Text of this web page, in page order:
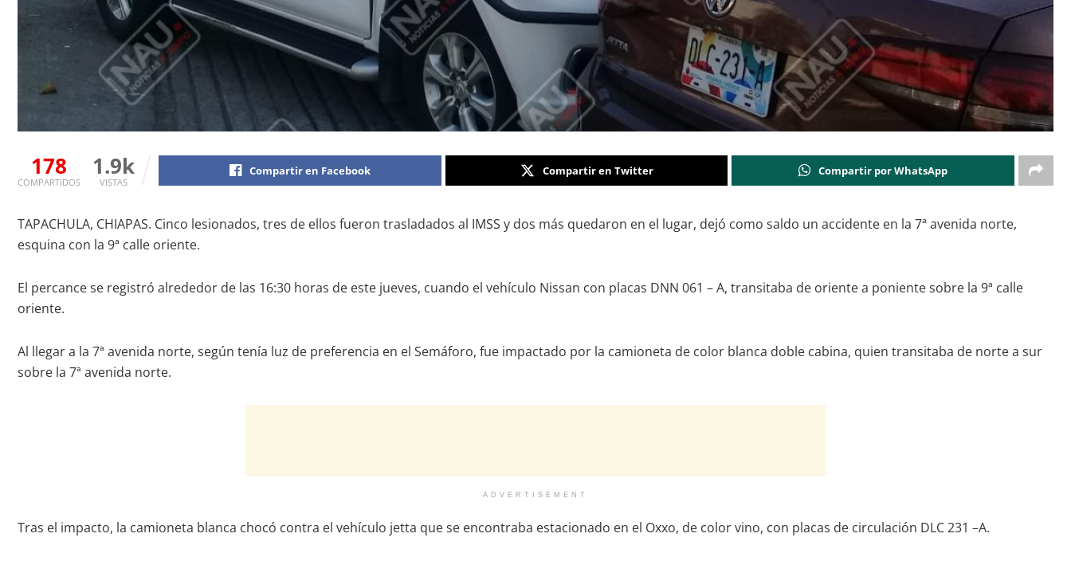
178
COMPARTIDOS
1.9k
VISTAS
Compartir en Facebook Compartir en Twitter Compartir por WhatsApp
TAPACHULA, CHIAPAS. Cinco lesionados, tres de ellos fueron trasladados al IMSS y dos más quedaron en el lugar, dejó como saldo un accidente en la 7ª avenida norte,
esquina con la 9ª calle oriente.
El percance se registró alrededor de las 16:30 horas de este jueves, cuando el vehículo Nissan con placas DNN 061 – A, transitaba de oriente a poniente sobre la 9ª calle
oriente.
Al llegar a la 7ª avenida norte, según tenía luz de preferencia en el Semáforo, fue impactado por la camioneta de color blanca doble cabina, quien transitaba de norte a sur
sobre la 7ª avenida norte.
ADVERTISEMENT
Tras el impacto, la camioneta blanca chocó contra el vehículo jetta que se encontraba estacionado en el Oxxo, de color vino, con placas de circulación DLC 231 –A.